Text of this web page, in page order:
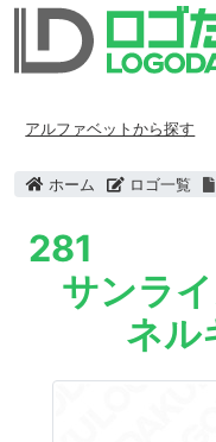
アルファベットから探す
ホーム ロゴ一覧
281
サンラ
ネル